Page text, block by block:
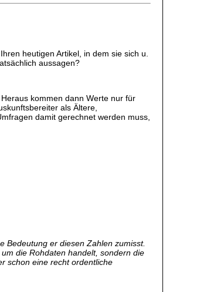
heutigen Artikel, in dem sie sich u.
aussagen?
kommen dann Werte nur für
als Ältere,
damit gerechnet werden muss,
Bedeutung er diesen Zahlen zumisst.
die Rohdaten handelt, sondern die
schon eine recht ordentliche